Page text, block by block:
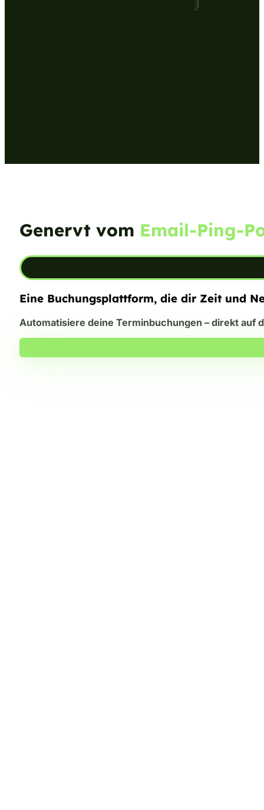
Genervt vom Email-Ping-
Eine Buchungsplattform, die dir Zeit und
Automatisiere deine Terminbuchungen – direkt auf